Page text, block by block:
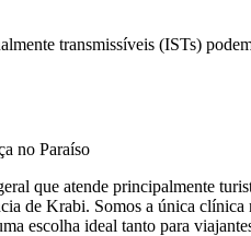
transmissíveis (ISTs)
no Paraíso
que atende principalmente
de Krabi. Somos a única
escolha ideal tanto para